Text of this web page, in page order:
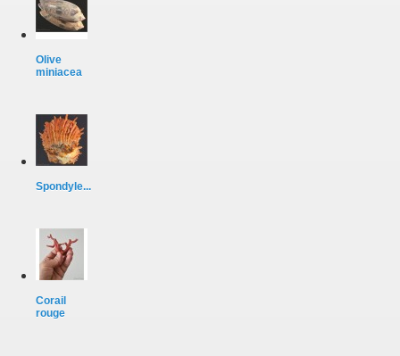
Olive
miniacea
Spondyle...
Corail
rouge